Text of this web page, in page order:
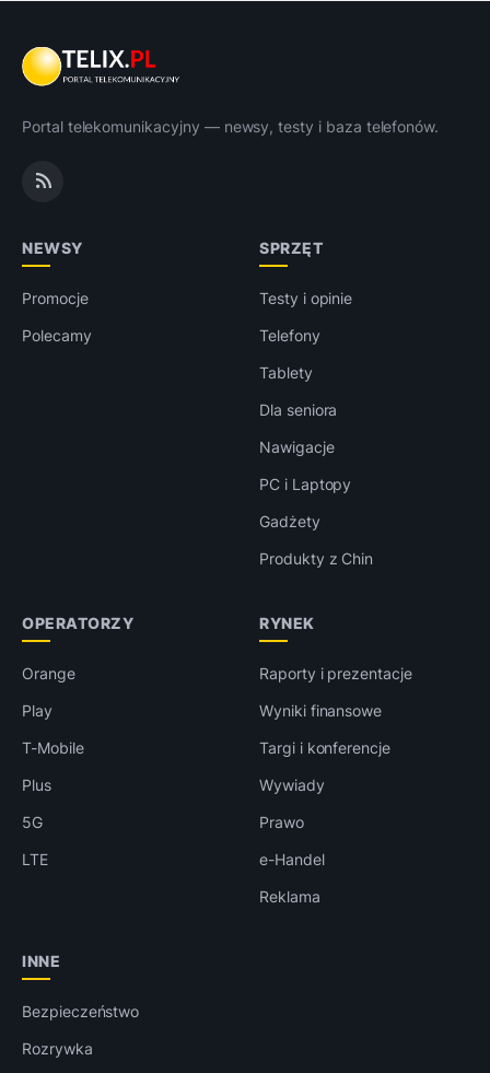
Portal telekomunikacyjny — newsy, testy i baza telefonów.
NEWSY
Promocje
Polecamy
SPRZĘT
Testy i opinie
Telefony
Tablety
Dla seniora
Nawigacje
PC i Laptopy
Gadżety
Produkty z Chin
OPERATORZY
Orange
Play
T-Mobile
Plus
5G
LTE
RYNEK
Raporty i prezentacje
Wyniki finansowe
Targi i konferencje
Wywiady
Prawo
e-Handel
Reklama
INNE
Bezpieczeństwo
Rozrywka